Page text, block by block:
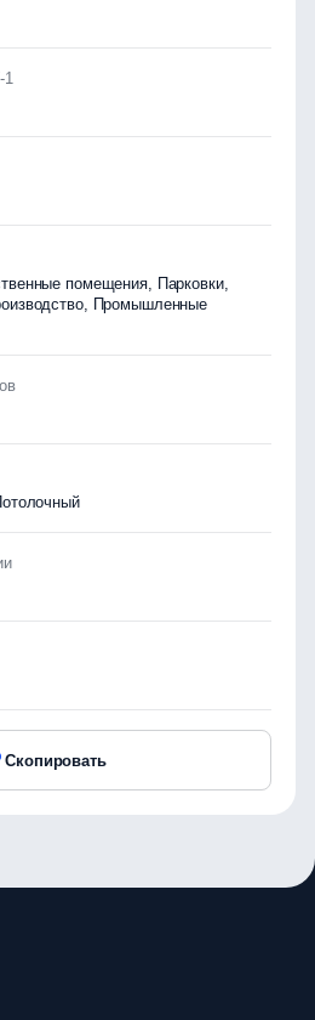
1
помещения, Парковки,
Промышленные
Скопировать